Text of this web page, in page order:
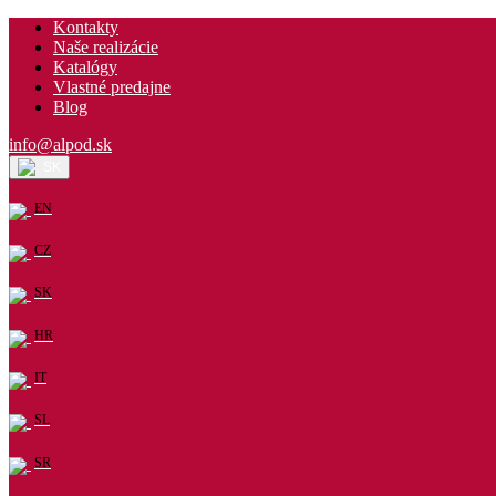
Kontakty
Naše realizácie
Katalógy
Vlastné predajne
Blog
info@alpod.sk
EN
CZ
SK
HR
IT
SL
SR